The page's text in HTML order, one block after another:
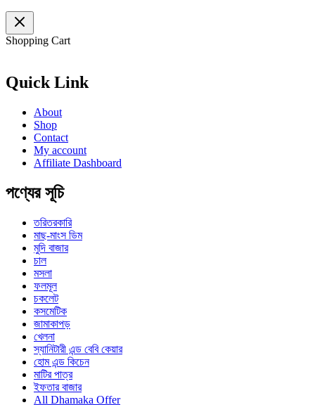
Shopping Cart
Quick Link
About
Shop
Contact
My account
Affiliate Dashboard
পণ্যের সূচি
তরিতরকারি
মাছ-মাংস ডিম
মুদি বাজার
চাল
মসলা
ফলমূল
চকলেট
কসমেটিক
জামাকাপড়
খেলনা
স্যানিটারী এন্ড বেবি কেয়ার
হোম এন্ড কিচেন
মাটির পাত্র
ইফতার বাজার
All Dhamaka Offer